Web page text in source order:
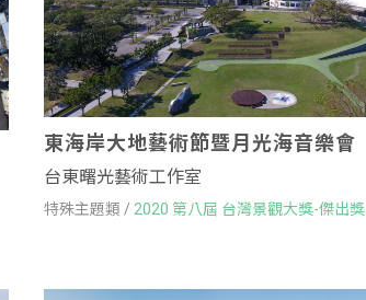
東海岸大地藝術節暨月光海音樂會
台東曙光藝術工作室
特殊主題類 / 2020 第八屆 台灣景觀大獎-傑出獎